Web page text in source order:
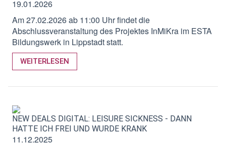
19.01.2026
Am27.02.2026ab 11:00 Uhr findet die
Abschlussveranstaltung des Projektes InMiKra im ESTA
Bildungswerk in Lippstadt statt.
WEITERLESEN
NEW DEALS DIGITAL: LEISURE SICKNESS - DANN
HATTE ICH FREI UND WURDE KRANK
11.12.2025